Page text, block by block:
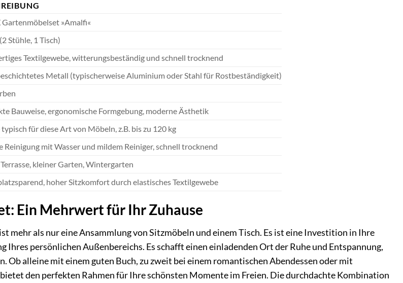
Gartenmöbelset »Amalfi«
Stühle, 1 Tisch)
Textilgewebe, witterungsbeständig und schnell trocknend
Metall (typischerweise Aluminium oder Stahl für Rostbeständigkeit)
Bauweise, ergonomische Formgebung, moderne Ästhetik
für diese Art von Möbeln, z.B. bis zu 120 kg
Reinigung mit Wasser und mildem Reiniger, schnell trocknend
kleiner Garten, Wintergarten
hoher Sitzkomfort durch elastisches Textilgewebe
Ein Mehrwert für Ihr Zuhause
mehr als nur eine Ansammlung von Sitzmöbeln und einem Tisch. Es ist eine Investition in Ihre
Ihres persönlichen Außenbereichs. Es schafft einen einladenden Ort der Ruhe und Entspannung,
Ob alleine mit einem guten Buch, zu zweit bei einem romantischen Abendessen oder mit
den perfekten Rahmen für Ihre schönsten Momente im Freien. Die durchdachte Kombination